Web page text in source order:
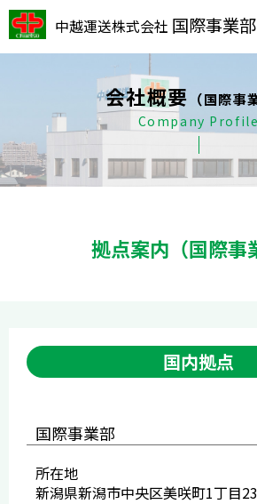
中越運送株式会社 国際事業部
会社概要 （国際事
Company Profile
拠点案内（国際事
国内拠点
国際事業部
所在地
新潟県新潟市中央区美咲町1丁目